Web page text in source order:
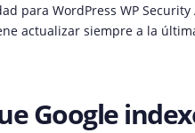
para WordPress WP
actualizar siempre a la
Google